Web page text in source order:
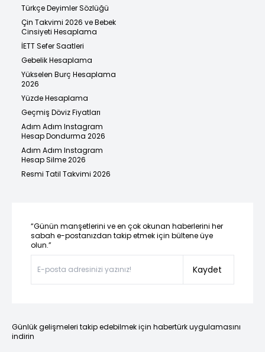
Türkçe Deyimler Sözlüğü
Çin Takvimi 2026 ve Bebek
Cinsiyeti Hesaplama
İETT Sefer Saatleri
Gebelik Hesaplama
Yükselen Burç Hesaplama
2026
Yüzde Hesaplama
Geçmiş Döviz Fiyatları
Adım Adım Instagram
Hesap Dondurma 2026
Adım Adım Instagram
Hesap Silme 2026
Resmi Tatil Takvimi 2026
“Günün manşetlerini ve en çok okunan haberlerini her
sabah e-postanızdan takip etmek için bültene üye
olun.”
Kaydet
Günlük gelişmeleri takip edebilmek için habertürk uygulamasını
indirin